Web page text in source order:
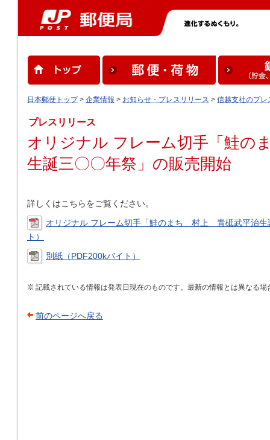
日本郵便トップ> 企業情報 > お知らせ・プレスリリース > 信越支社のプレ
プレスリリース
オリジナル フレーム切手「鮭
生誕三〇〇年祭」の販売開始
詳しくはこちらをご覧ください。
オリジナル フレーム切手「鮭のまち 村上 青砥武平治生
ト）
別紙（PDF200kバイト）
記載されている情報は発表日現在のものです。最新の情報とは異なる
前のページへ戻る